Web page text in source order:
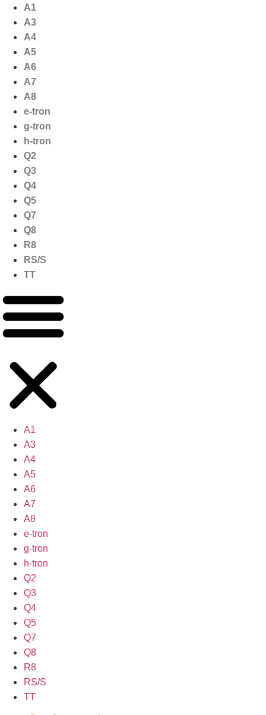
naar
inhoud
A1
A3
A4
A5
A6
A7
A8
e-tron
g-tron
h-tron
Q2
Q3
Q4
Q5
Q7
Q8
R8
RS/S
TT
A1
A3
A4
A5
A6
A7
A8
e-tron
g-tron
h-tron
Q2
Q3
Q4
Q5
Q7
Q8
R8
RS/S
TT